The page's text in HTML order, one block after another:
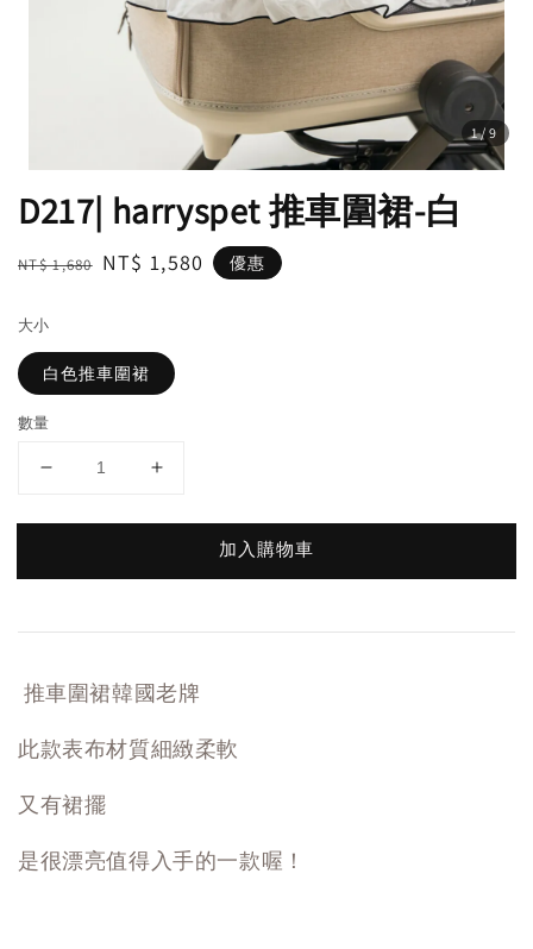
1/9
D217| harryspet 推車圍裙-白
Regular
NT$ 1,680 Sale
NT$ 1,580 優惠
大小
白色推車圍裙
數量
加入購物車
推車圍裙韓國老牌
此款表布材質細緻柔軟
又有裙擺
是很漂亮值得入手的一款喔！